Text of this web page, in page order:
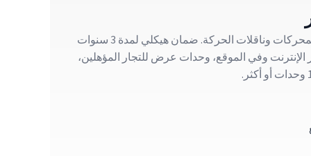
ضمان تجاري لمدة عامين على المحركات وناقلات الحركة. ضمان هيكلي لمدة 3 سنوات
وفي الموقع، وحدات عرض للتجار المؤهلين،